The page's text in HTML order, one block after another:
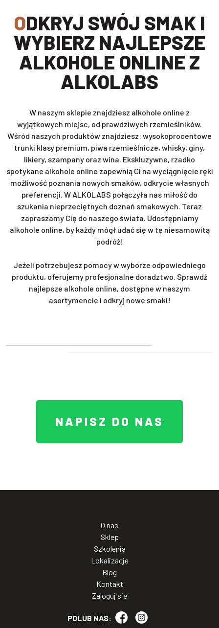
ODKRYJ SWÓJ SMAK I
WYBIERZ NAJLEPSZE
ALKOHOLE ONLINE Z
ALKOLABS
W naszym sklepie znajdziesz alkohole online z
wyjątkowych miejsc, od prawdziwych rzemieślników.
Wśród naszych produktów znajdziesz: wysokoprocentowe
trunki klasy premium, piwa rzemieślnicze, whisky, giny,
likiery, szampany oraz wina. Ekskluzywne, rzadko
spotykane alkohole online zapewnią Ci na wyciągnięcie ręki
możliwość poznania nowych smaków, odkrycie własnych
preferencji. W ALKOLABS połączyła nas miłość do
szukania nieprzeciętnych doznań smakowych. Teraz
zapraszamy Cię do naszego świata. Udostępniamy
alkohole online, by każdy mógł udać się w tę niesamowitą
podróż!
Jeżeli potrzebujesz pomocy w wyborze odpowiedniego
produktu, oferujemy profesjonalne doradztwo. Sprawdź
najlepsze alkohole online, dostępne w naszym
asortymencie i odkryj nowe smaki!
NAPISZ DO NAS
O nas
Sklep
Szkolenia
Lokalizacje
Blog
Kontakt
Zaloguj się
POLUB NAS: